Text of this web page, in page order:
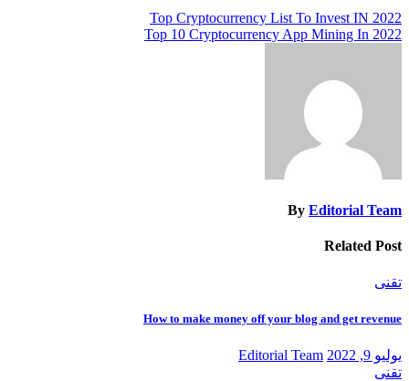
تصفّح
المقالات
Top Cryptocurrency List To Invest IN 2022
Top 10 Cryptocurrency App Mining In 2022
By Editorial Team
Related Post
تقنى
How to make money off your blog and get revenue
يوليو 9, 2022
Editorial Team
تقنى